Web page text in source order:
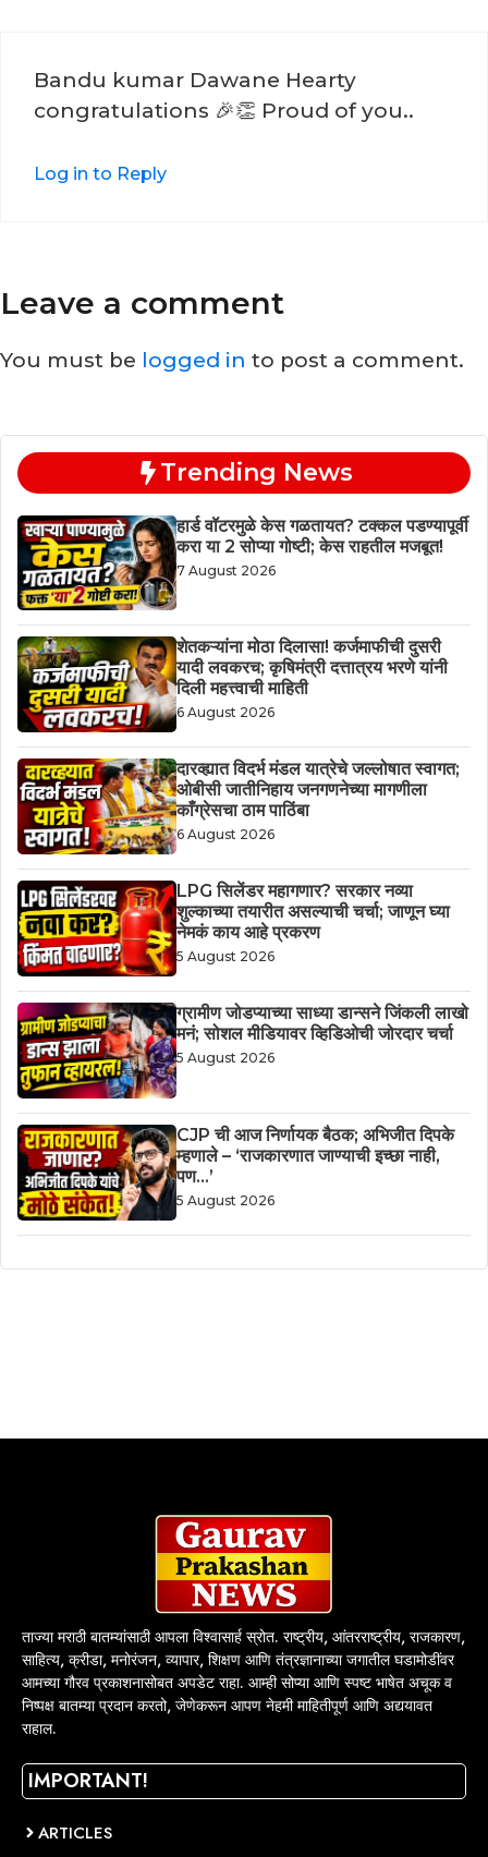
Bandu kumar Dawane Hearty
congratulations 🎉👏 Proud of you..
Log in to Reply
Leave a comment
You must be logged in to post a comment.
Trending News
हार्ड वॉटरमुळे केस गळतायत? टक्कल पडण्यापूर्वी
करा या 2 सोप्या गोष्टी; केस राहतील मजबूत!
7 August 2026
शेतकऱ्यांना मोठा दिलासा! कर्जमाफीची दुसरी
यादी लवकरच; कृषिमंत्री दत्तात्रय भरणे यांनी
दिली महत्त्वाची माहिती
6 August 2026
दारव्ह्यात विदर्भ मंडल यात्रेचे जल्लोषात स्वागत;
ओबीसी जातीनिहाय जनगणनेच्या मागणीला
काँग्रेसचा ठाम पाठिंबा
6 August 2026
LPG सिलेंडर महागणार? सरकार नव्या
शुल्काच्या तयारीत असल्याची चर्चा; जाणून घ्या
नेमकं काय आहे प्रकरण
5 August 2026
ग्रामीण जोडप्याच्या साध्या डान्सने जिंकली लाखो
मनं; सोशल मीडियावर व्हिडिओची जोरदार चर्चा
5 August 2026
CJP ची आज निर्णायक बैठक; अभिजीत दिपके
म्हणाले – ‘राजकारणात जाण्याची इच्छा नाही,
पण…’
5 August 2026
ताज्या मराठी बातम्यांसाठी आपला विश्वासार्ह स्रोत. राष्ट्रीय, आंतरराष्ट्रीय, राजकारण,
साहित्य, क्रीडा, मनोरंजन, व्यापार, शिक्षण आणि तंत्रज्ञानाच्या जगातील घडामोडींवर
आमच्या गौरव प्रकाशनासोबत अपडेट राहा. आम्ही सोप्या आणि स्पष्ट भाषेत अचूक व
निष्पक्ष बातम्या प्रदान करतो, जेणेकरून आपण नेहमी माहितीपूर्ण आणि अद्ययावत
राहाल.
IMPORTANT!
ARTICLES